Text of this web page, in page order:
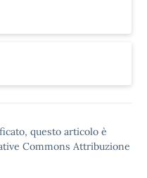
questo articolo è
Commons Attribuzione